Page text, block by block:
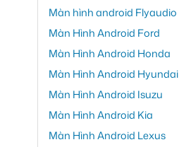
Màn hình android Flyaudio
Màn Hình Android Ford
Màn Hình Android Honda
Màn Hình Android Hyundai
Màn Hình Android Isuzu
Màn Hình Android Kia
Màn Hình Android Lexus